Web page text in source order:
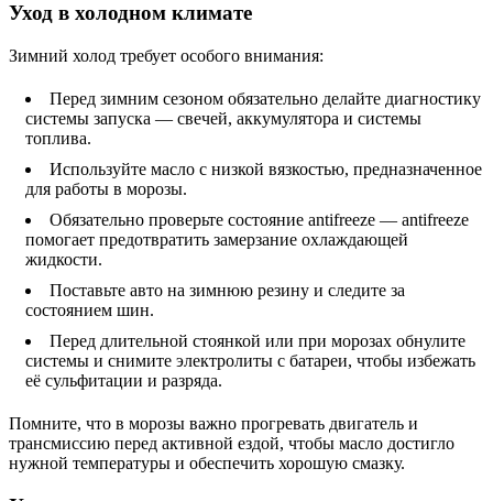
Уход в холодном климате
Зимний холод требует особого внимания:
Перед зимним сезоном обязательно делайте диагностику
системы запуска — свечей, аккумулятора и системы
топлива.
Используйте масло с низкой вязкостью, предназначенное
для работы в морозы.
Обязательно проверьте состояние antifreeze — antifreeze
помогает предотвратить замерзание охлаждающей
жидкости.
Поставьте авто на зимнюю резину и следите за
состоянием шин.
Перед длительной стоянкой или при морозах обнулите
системы и снимите электролиты с батареи, чтобы избежать
её сульфитации и разряда.
Помните, что в морозы важно прогревать двигатель и
трансмиссию перед активной ездой, чтобы масло достигло
нужной температуры и обеспечить хорошую смазку.